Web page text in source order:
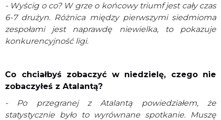
- Wyścig o co? W grze o końcowy triumf jest cały czas
6-7 drużyn. Różnica między pierwszymi siedmioma
zespołami jest naprawdę niewielka, to pokazuje
konkurencyjność ligi.
Co chciałbyś zobaczyć w niedzielę, czego nie
zobaczyłeś z Atalantą?
- Po przegranej z Atalantą powiedziałem, że
statystycznie było to wyrównane spotkanie. Muszę